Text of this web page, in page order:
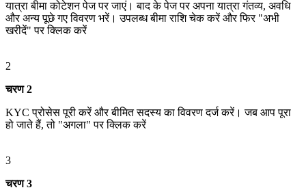
यात्रा बीमा कोटेशन पेज पर जाएं। बाद के पेज पर अपना यात्रा गंतव्य, अवधि
और अन्य पूछे गए विवरण भरें। उपलब्ध बीमा राशि चेक करें और फिर "अभी
खरीदें" पर क्लिक करें
2
चरण 2
KYC प्रोसेस पूरी करें और बीमित सदस्य का विवरण दर्ज करें। जब आप पूरा
हो जाते हैं, तो "अगला" पर क्लिक करें
3
चरण 3